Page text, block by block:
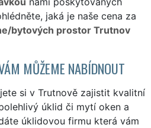
jaká je naše cena za
bytových prostor Trutnov
MŮŽEME NABÍDNOUT
si v Trutnově zajistit kvalitní
úklid či mytí oken a
úklidovou firmu která vám